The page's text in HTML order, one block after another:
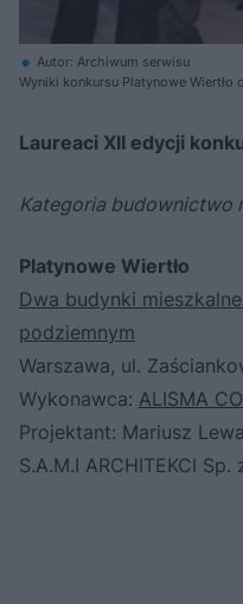
Autor: Archiwum serwisu
Wyniki konkursu Platynowe
Laureaci XII edycji
Kategoria budownictwo
Platynowe Wiertło
Dwa budynki
podziemnym
Warszawa, ul.
Wykonawca: ALISMA
Projektant: Mariusz
S.A.M.I ARCHITEKCI Sp.